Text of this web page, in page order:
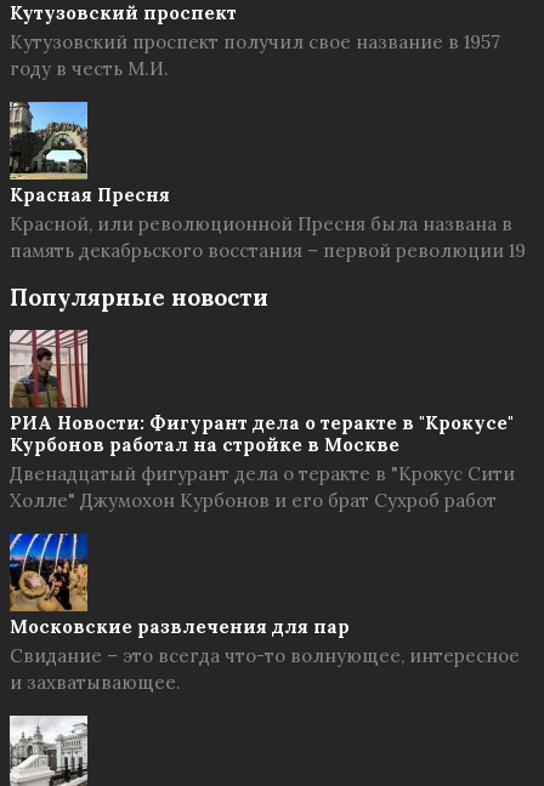
Кутузовский проспект
Кутузовский проспект получил свое название в 1957
году в честь М.И.
Красная Пресня
Красной, или революционной Пресня была названа в
память декабрьского восстания – первой революции 19
Популярные новости
РИА Новости: Фигурант дела о теракте в "Крокусе"
Курбонов работал на стройке в Москве
Двенадцатый фигурант дела о теракте в "Крокус Сити
Холле" Джумохон Курбонов и его брат Сухроб работ
Московские развлечения для пар
Свидание – это всегда что-то волнующее, интересное
и захватывающее.